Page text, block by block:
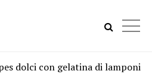
dolci con gelatina di lamponi